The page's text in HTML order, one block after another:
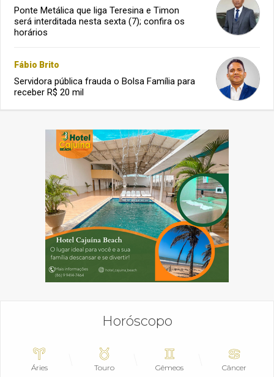
Ponte Metálica que liga Teresina e Timon
será interditada nesta sexta (7); confira os
horários
Fábio Brito
Servidora pública frauda o Bolsa Família para
receber R$ 20 mil
Horóscopo
Áries Touro Gêmeos Câncer